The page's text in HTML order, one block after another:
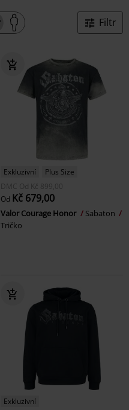
Filtr
Exkluzivní
Plus Size
DMC Od Kč 899,00
Od Kč 679,00
Valor Courage Honor
Sabaton
Tričko
Exkluzivní